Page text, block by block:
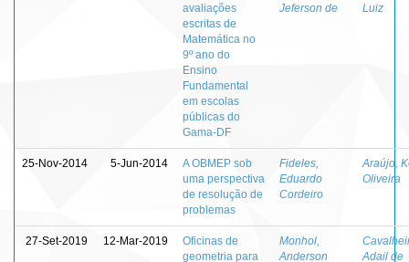
avaliações
escritas de
Matemática no
9º ano do
Ensino
Fundamental
em escolas
públicas do
Gama-DF
Jeferson de
Luiz
25-Nov-2014 5-Jun-2014
A OBMEP sob
uma perspectiva
de resolução de
problemas
Fideles,
Eduardo
Cordeiro
Araújo,
Oliveira
27-Set-2019 12-Mar-2019
Oficinas de
geometria para
Monhol,
Anderson
Adail de